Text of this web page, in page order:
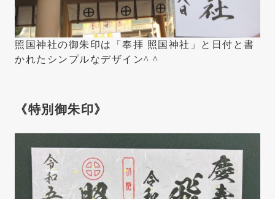
照国神社の御朱印は「奉拝 照国神社」と日付と書
かれたシンプルなデザイン^ ^
《特別御朱印》